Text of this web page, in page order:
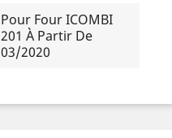
Pour Four ICOMBI
201 À Partir De
03/2020